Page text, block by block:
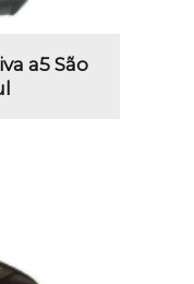
a5 São